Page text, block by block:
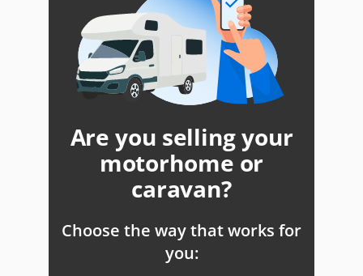
Are you selling your
motorhome or
caravan?
Choose the way that works for
you: